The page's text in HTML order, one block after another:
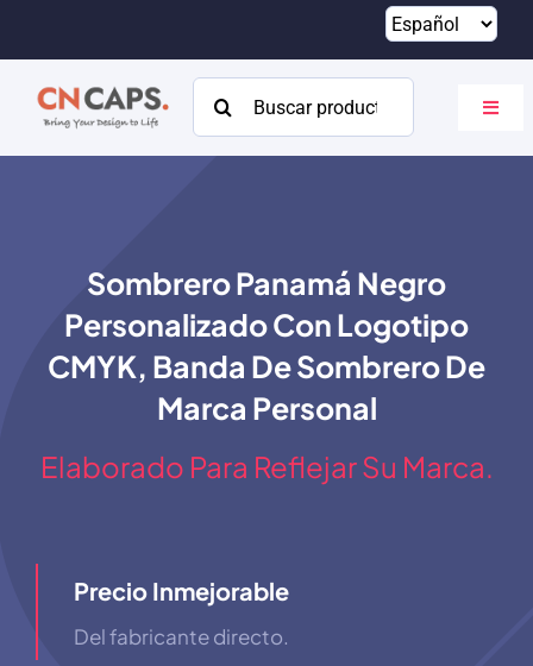
contenido
Buscar:
Catalogar
Acerca de
Contacto
Sombrero Panamá Negro
Personalizado Con Logotipo
CMYK, Banda De Sombrero De
Marca Personal
Elaborado Para Reflejar Su Marca.
Precio Inmejorable
Del fabricante directo.